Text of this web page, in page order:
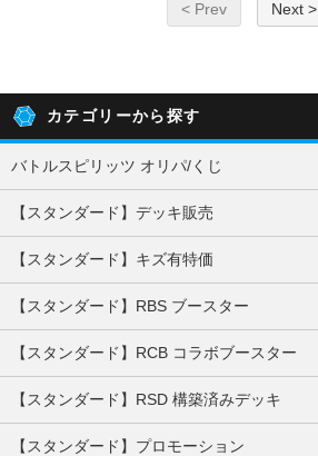
< Prev Next >
カテゴリーから探す
バトルスピリッツ オリパ/くじ
【スタンダード】デッキ販売
【スタンダード】キズ有特価
【スタンダード】RBS ブースター
【スタンダード】RCB コラボブースター
【スタンダード】RSD 構築済みデッキ
【スタンダード】プロモーション